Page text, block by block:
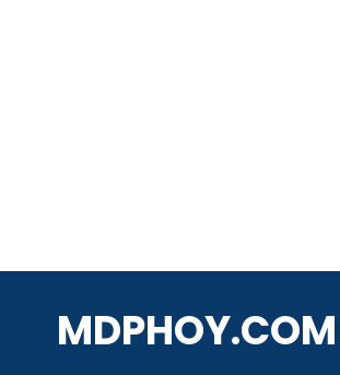
MDPHOY.COM